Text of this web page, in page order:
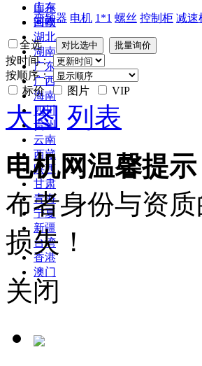
山东
河南
湖北
湖南
广东
广西
海南
四川
贵州
云南
西藏
陕西
甘肃
青海
宁夏
新疆
台湾
香港
澳门
库存
回收
变频器 电机 1*1 螺丝 控制柜 减速
全选
按时间：
按顺序：
标价
图片 VIP
大图 列表
电机网温馨提示
布者身份与资
损失！
关闭